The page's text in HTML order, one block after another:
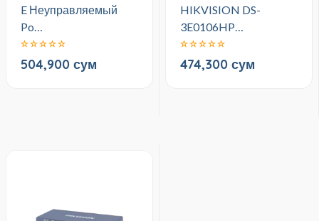
E Неуправляемый
Po…
504,900 сум
HIKVISION DS-
3E0106HP…
474,300 сум